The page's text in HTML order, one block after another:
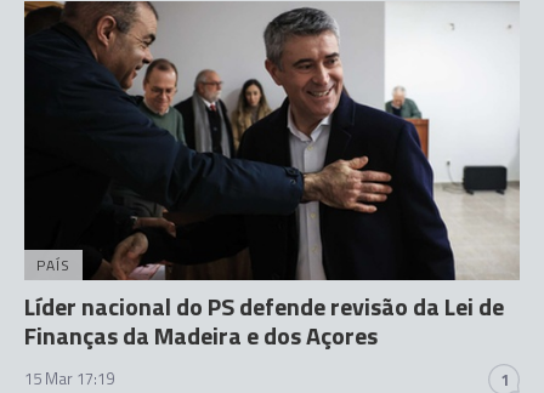
PAÍS
Líder nacional do PS defende revisão da Lei de
Finanças da Madeira e dos Açores
15 Mar 17:19 1